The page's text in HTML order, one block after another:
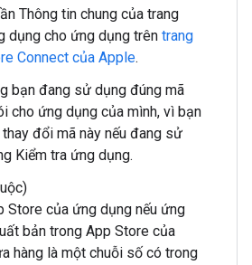
Thông tin chung của trang
dụng cho ứng dụng trên trang
Connect của Apple.
bạn đang sử dụng đúng mã
cho ứng dụng của mình, vì bạn
đổi mã này nếu đang sử
Kiểm tra ứng dụng.
Store của ứng dụng nếu ứng
bản trong App Store của
hàng là một chuỗi số có trong